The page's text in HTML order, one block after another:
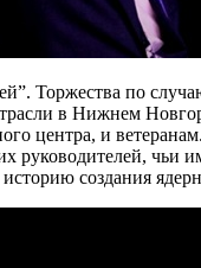
Торжества по
в Нижнем
центра, и
руководителей, чьи
создания